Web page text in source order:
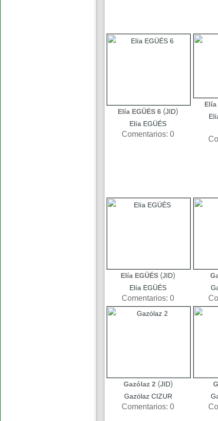
Elía EGÜÉS 6 (JID)
Elía EGÜÉS
Comentarios: 0
Elía
Elía EGÜÉS (JID)
Elía EGÜÉS
Comentarios: 0
Gazólaz 2 (JID)
Gazólaz CIZUR
Comentarios: 0